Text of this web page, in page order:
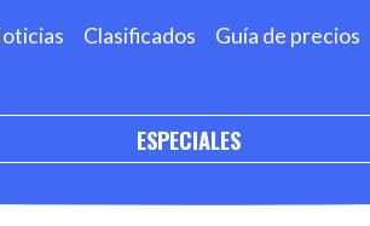
Clasificados Guía de precios
ESPECIALES